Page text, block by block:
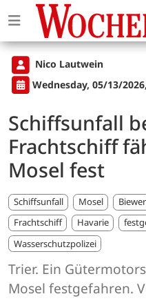
Nico Lautwein
Wednesday, 05/13/
Schiffsunfall
Frachtschiff
Mosel fest
Schiffsunfall Mosel Biewer
Frachtschiff
Havarie
Wasserschutzpolizei
Trier. Ein
Mosel festgefahren.